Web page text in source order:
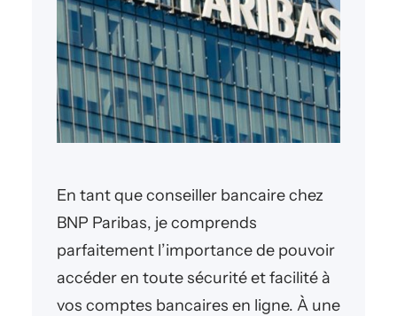
En tant que conseiller bancaire chez
BNP Paribas, je comprends
parfaitement l’importance de pouvoir
accéder en toute sécurité et facilité à
vos comptes bancaires en ligne. À une